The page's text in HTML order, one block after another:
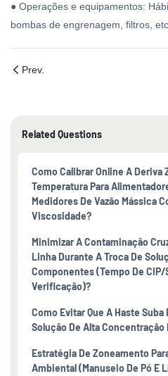
● Operações e equipamentos:
bombas de engrenagem, filtros, etc.
Prev.
Related Questions
Como Calibrar Online A Deriva
Temperatura Para
Medidores De Vazão Mássica
Viscosidade?
Minimizar A Contaminação
Linha Durante A Troca De
Componentes (tempo De CIP/
Verificação)?
Como Evitar Que A Haste
Solução De Alta Concentração
Estratégia De Zoneamento
Ambiental (manuseio De Pó E